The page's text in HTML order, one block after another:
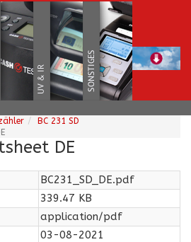
BC 231 SD
DE
BC231_SD_DE.pdf
339.47 KB
application/pdf
03-08-2021